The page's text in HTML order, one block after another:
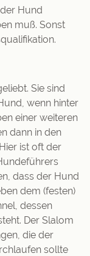
Hund
muß. Sonst
Sie sind
wenn hinter
einer weiteren
dann in den
ist oft der
dass der Hund
dem (festen)
dessen
Der Slalom
die der
sollte